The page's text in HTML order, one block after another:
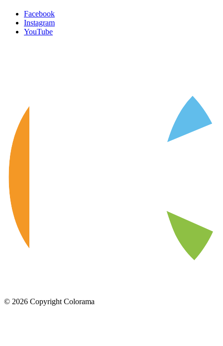
Facebook
Instagram
YouTube
© 2026 Copyright Colorama